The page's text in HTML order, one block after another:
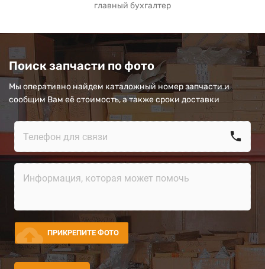
главный бухгалтер
Поиск запчасти по фото
Мы оперативно найдем каталожный номер запчасти и
сообщим Вам её стоимость, а также сроки доставки
call
cloud_upload ПРИКРЕПИТЕ ФОТО